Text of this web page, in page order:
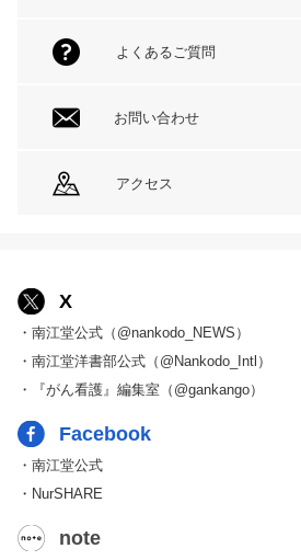
よくあるご質問
お問い合わせ
アクセス
X
・南江堂公式（@nankodo_NEWS）
・南江堂洋書部公式（@Nankodo_Intl）
・『がん看護』編集室（@gankango）
Facebook
・南江堂公式
・NurSHARE
note